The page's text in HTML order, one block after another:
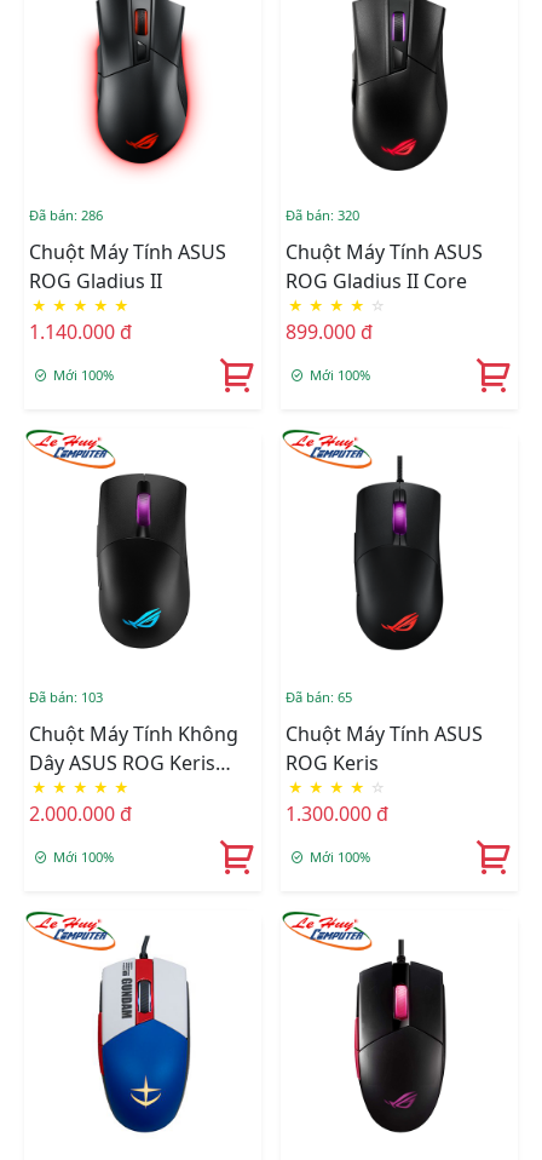
Đã bán: 286
Chuột Máy Tính ASUS
ROG Gladius II
★ ★ ★ ★ ★
1.140.000 đ
Mới 100%
Đã bán: 320
Chuột Máy Tính ASUS
ROG Gladius II Core
★ ★ ★ ★ ☆
899.000 đ
Mới 100%
Đã bán: 103
Chuột Máy Tính Không
Dây ASUS ROG Keris
Wireless
★ ★ ★ ★ ★
2.000.000 đ
Mới 100%
Đã bán: 65
Chuột Máy Tính ASUS
ROG Keris
★ ★ ★ ★ ☆
1.300.000 đ
Mới 100%